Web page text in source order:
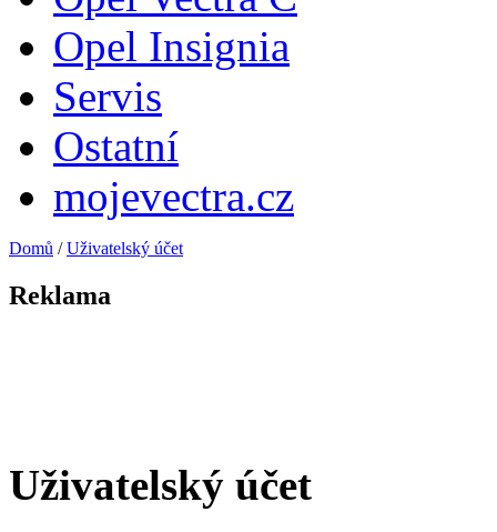
Opel Insignia
Servis
Ostatní
mojevectra.cz
Domů /Uživatelský účet
Reklama
Uživatelský účet